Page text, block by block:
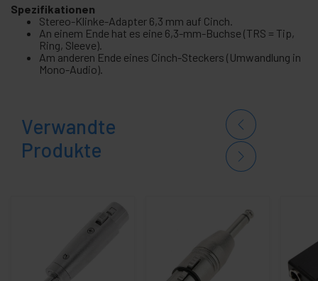
Spezifikationen
Stereo-Klinke-Adapter 6,3 mm auf Cinch.
An einem Ende hat es eine 6,3-mm-Buchse (TRS = Tip,
Ring, Sleeve).
Am anderen Ende eines Cinch-Steckers (Umwandlung in
Mono-Audio).
Verwandte
Produkte